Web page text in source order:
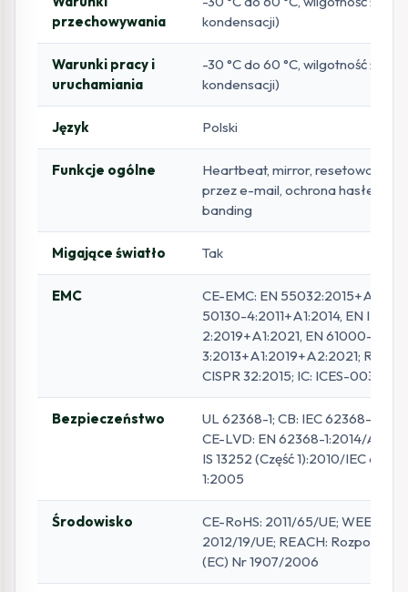
przechowywania
kondensacji)
Warunki pracy i
uruchamiania
-30 °C do 60 °C, wilgotność ≤
kondensacji)
Język Polski
Funkcje ogólne
Heartbeat, mirror, resetowanie
przez e-mail, ochrona hasłem,
banding
Migające światło Tak
EMC
CE-EMC: EN
50130-4:2011+A1:2014, EN IEC
2:2019+A1:2021, EN 61000-3-
3:2013+A1:2019+A2:2021; RCM:
CISPR 32:2015; IC: ICES-003:
Bezpieczeństwo
UL 62368-1; CB: IEC 62368-
CE-LVD: EN 62368-1:2014/
IS 13252 (Część 1):2010/IEC
1:2005
Środowisko
CE-RoHS: 2011/65/UE; WEEE:
2012/19/UE; REACH:
(EC) Nr 1907/2006